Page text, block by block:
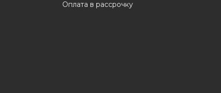
Оплата в рассрочку